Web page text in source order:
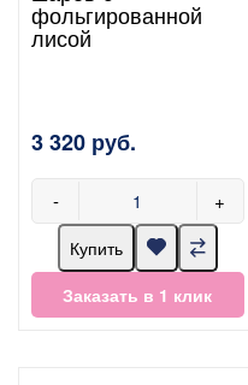
фольгированной
лисой
3 320 руб.
- +
Купить
Заказать в 1 клик